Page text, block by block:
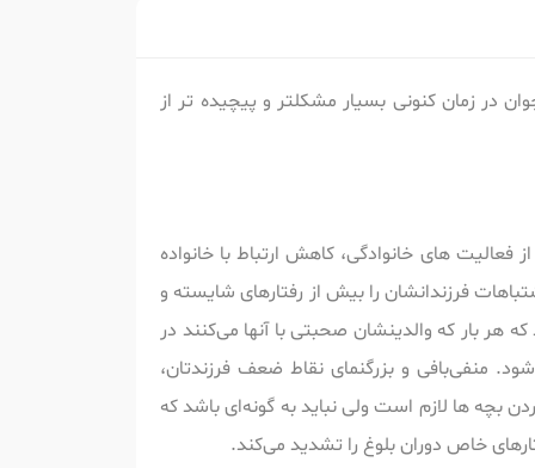
در زمان کنونی بسیار مشکلتر و پیچیده تر از
های خانوادگی، کاهش ارتباط با خانواده
فرزندانشان را بیش از رفتارهای شایسته و
هر بار که والدینشان صحبتی با آنها می‌کنند در
منفی‌بافی و بزرگنمای نقاط ضعف فرزندتان،
بچه ها لازم است ولی نباید به گونه‌ای باشد که
خاص دوران بلوغ را تشدید می‌کند.